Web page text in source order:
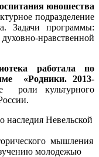
юношества
подразделение
Задачи программы:
нравственной
работала по
«Родники. 2013-
роли культурного
наследия Невельской
мышления
молодежью